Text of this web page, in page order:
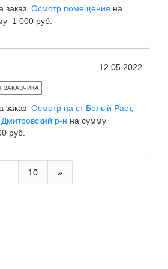
заказ Осмотр помещения на
1 000 руб.
12.05.2022
ЗАКАЗЧИКА
заказ Осмотр на ст Белый Раст,
р-н на сумму
руб.
10 »